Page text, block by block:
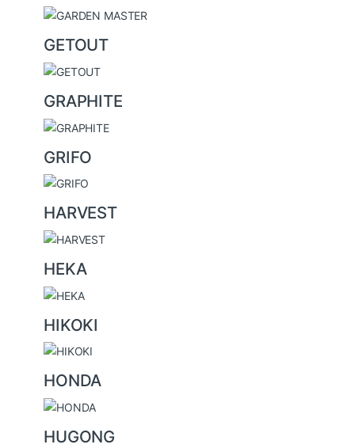
GETOUT
GRAPHITE
GRIFO
HARVEST
HEKA
HIKOKI
HONDA
HUGONG